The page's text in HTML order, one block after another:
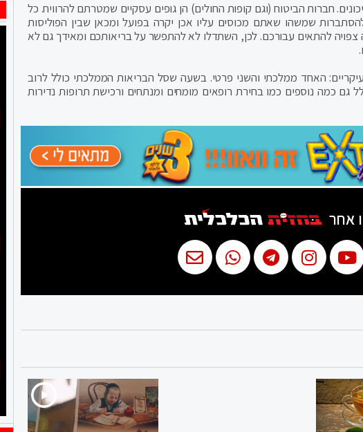
חברות הביטוח (וגם קופות החולים) הן גופים עסקיים שמטרתם להרוויח. כל
שמשהו שאתם מכוסים עליו אכן יקרה בפועל ומכאן שבין הפוליסות
צפויה להתאים עבורכם. לכן, השתדלו לא להתפשר על בריאותכם ומאידך גם לא
עיקריים: האחד ממלכתי והשני פרטי. בשעה שסל הבריאות הממלכתי כולל לרוב
גם כמה נוספים כמו בחירת רופאים מומחים ומנתחים ורכישת תרופות נדירות
אחר